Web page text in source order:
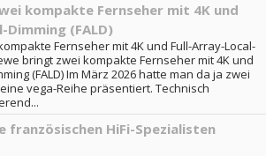
kompakte Fernseher mit 4K und
Dimming (FALD)
Fernseher mit 4K und Full-Array-Local-
bringt zwei kompakte Fernseher mit 4K und
(FALD) Im März 2026 hatte man da ja zwei
vega-Reihe präsentiert. Technisch
französischen HiFi-Spezialisten